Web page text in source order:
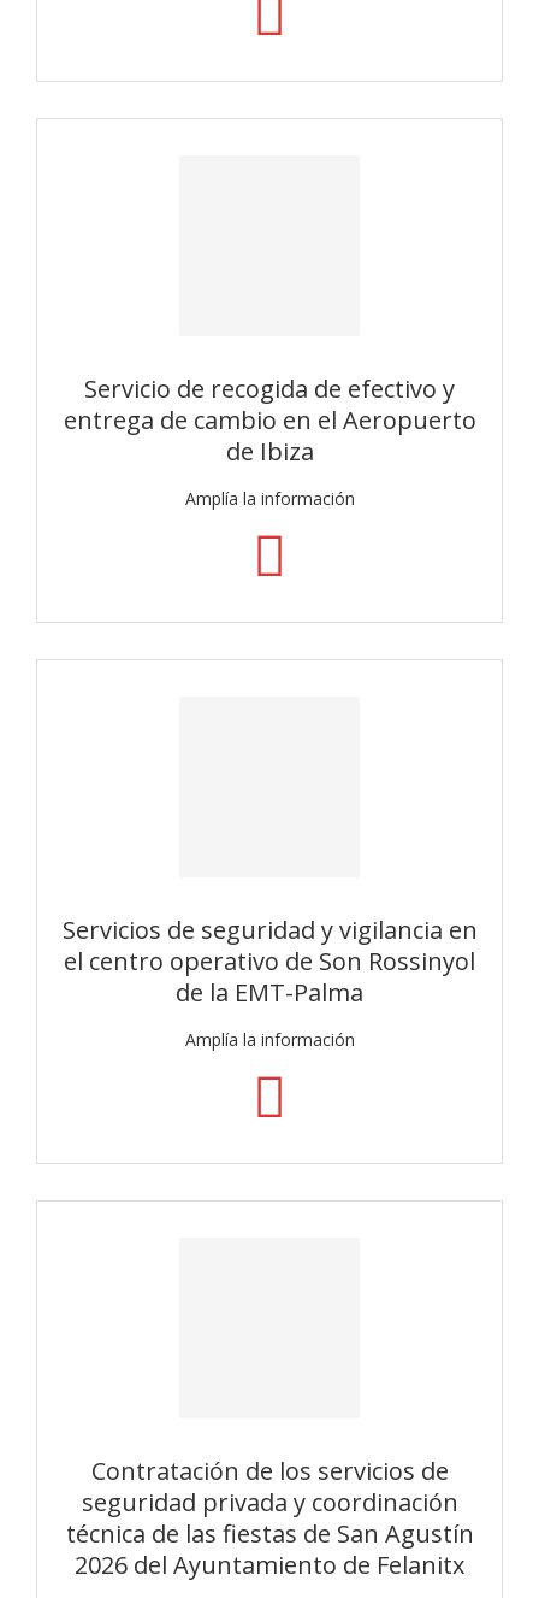
Servicio de recogida de efectivo y
entrega de cambio en el Aeropuerto
de Ibiza
Amplía la información
Servicios de seguridad y vigilancia en
el centro operativo de Son Rossinyol
de la EMT-Palma
Amplía la información
Contratación de los servicios de
seguridad privada y coordinación
técnica de las fiestas de San Agustín
2026 del Ayuntamiento de Felanitx